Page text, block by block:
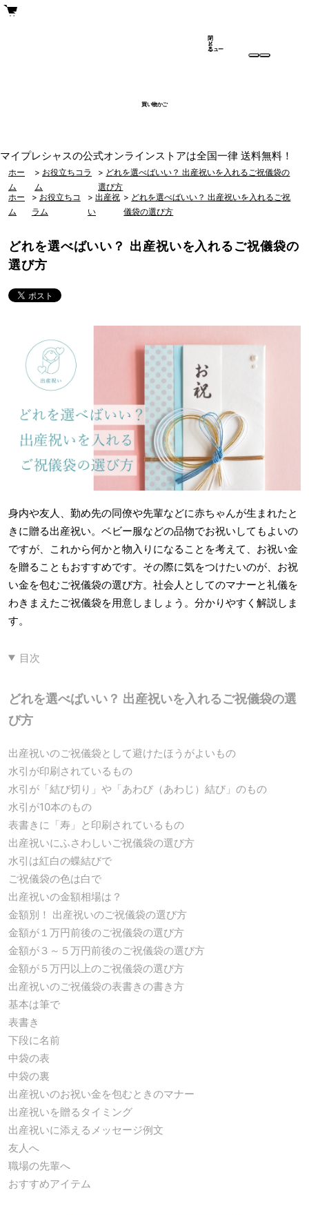
買い物かご
メ
ニュー
閉
じ
る
マイプレシャスの公式オンラインストアは全国一律 送料無料！
ホー
ム
> お役立ちコラ
ム
> どれを選べばいい？ 出産祝いを入れるご祝儀袋の
選び方
ホー
ム
> お役立ちコ
ラム
>出産祝
い
> どれを選べばいい？ 出産祝いを入れるご祝
儀袋の選び方
どれを選べばいい？ 出産祝いを入れるご祝儀袋の
選び方
身内や友人、勤め先の同僚や先輩などに赤ちゃんが生まれたと
きに贈る出産祝い。ベビー服などの品物でお祝いしてもよいの
ですが、これから何かと物入りになることを考えて、お祝い金
を贈ることもおすすめです。その際に気をつけたいのが、お祝
い金を包むご祝儀袋の選び方。社会人としてのマナーと礼儀を
わきまえたご祝儀袋を用意しましょう。分かりやすく解説しま
す。
目次
どれを選べばいい？ 出産祝いを入れるご祝儀袋の選
び方
出産祝いのご祝儀袋として避けたほうがよいもの
水引が印刷されているもの
水引が「結び切り」や「あわび（あわじ）結び」のもの
水引が10本のもの
表書きに「寿」と印刷されているもの
出産祝いにふさわしいご祝儀袋の選び方
水引は紅白の蝶結びで
ご祝儀袋の色は白で
出産祝いの金額相場は？
金額別！ 出産祝いのご祝儀袋の選び方
金額が１万円前後のご祝儀袋の選び方
金額が３～５万円前後のご祝儀袋の選び方
金額が５万円以上のご祝儀袋の選び方
出産祝いのご祝儀袋の表書きの書き方
基本は筆で
表書き
下段に名前
中袋の表
中袋の裏
出産祝いのお祝い金を包むときのマナー
出産祝いを贈るタイミング
出産祝いに添えるメッセージ例文
友人へ
職場の先輩へ
おすすめアイテム